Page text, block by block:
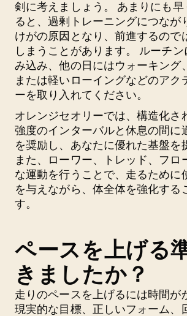
剣に考えましょう。 あまりにも早
ると、過剰トレーニングにつなが
けがの原因となり、前進するので
しまうことがあります。 ルーチン
み込み、他の日にはウォーキング
または軽いローイングなどのアク
ーを取り入れてください。
オレンジセオリーでは、構造化さ
強度のインターバルと休息の間に
を奨励し、あなたに優れた基盤を
また、ローワー、トレッド、フロ
な運動を行うことで、走るために
を与えながら、体全体を強化する
す。
ペースを上げる
きましたか？
走りのペースを上げるには時間が
現実的な目標、正しいフォーム、